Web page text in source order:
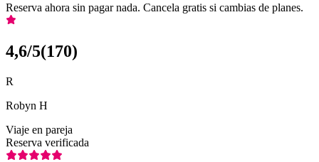
Reserva ahora sin pagar nada. Cancela gratis si cambias de planes.
4,6/5(170)
R
Robyn H
Viaje en pareja
Reserva verificada